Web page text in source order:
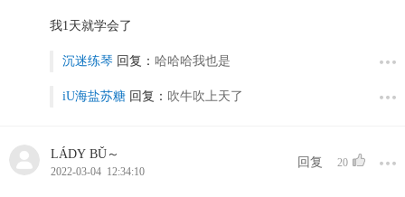
我1天就学会了
沉迷练琴 回复： 哈哈哈我也是
iU海盐苏糖 回复： 吹牛吹上天了
LÁDY BǓ～
2022-03-04 12:34:10
回复 20